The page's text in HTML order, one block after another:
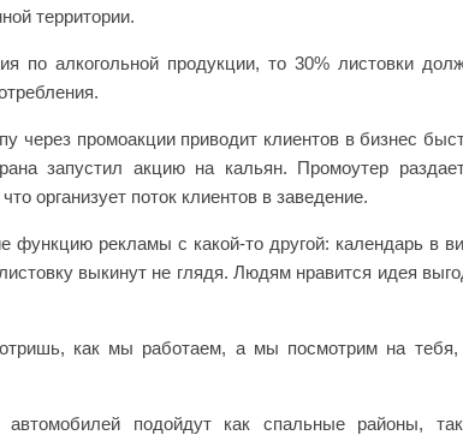
территории.
по алкогольной продукции, то 30% листовки
через промоакции приводит клиентов в бизнес
запустил акцию на кальян. Промоутер
организует поток клиентов в заведение.
рекламы с какой-то другой: календарь в
выкинут не глядя. Людям нравится идея
как мы работаем, а мы посмотрим на
подойдут как спальные районы,